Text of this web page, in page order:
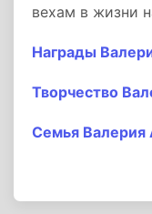
вехам в жизни
Награды
Творчество
Семья Валерия